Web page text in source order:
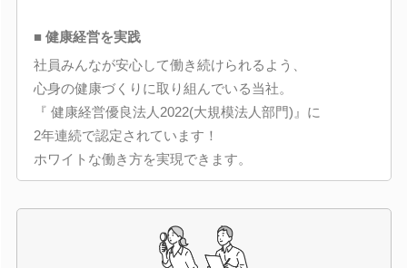
■ 健康経営を実践
社員みんなが安心して働き続けられるよう、
心身の健康づくりに取り組んでいる当社。
『 健康経営優良法人2022(大規模法人部門)』に
2年連続で認定されています！
ホワイトな働き方を実現できます。